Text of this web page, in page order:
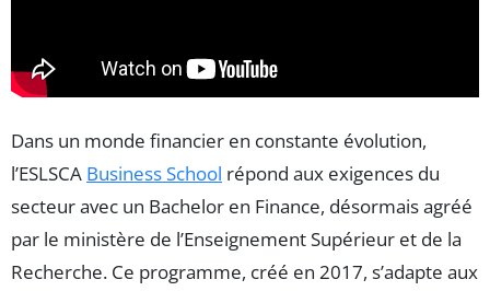
Dans un monde financier en constante évolution,
l’ESLSCA Business School répond aux exigences du
secteur avec un Bachelor en Finance, désormais agréé
par le ministère de l’Enseignement Supérieur et de la
Recherche. Ce programme, créé en 2017, s’adapte aux